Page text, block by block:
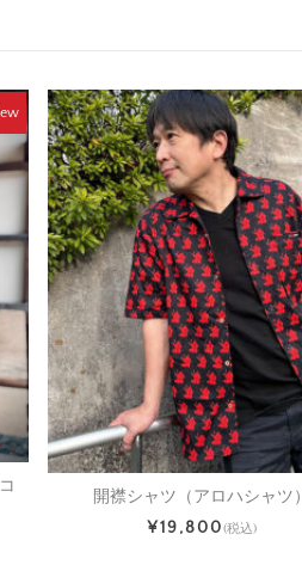
開襟シャツ（アロハシャツ
¥19,800(税込)